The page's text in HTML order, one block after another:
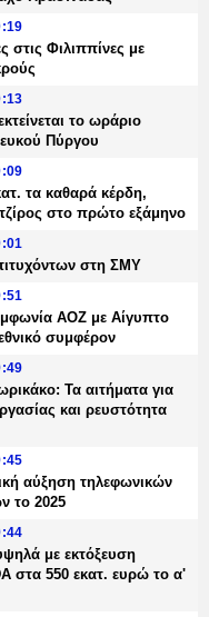
στις Φιλιππίνες με
το ωράριο
Πύργου
τα καθαρά κέρδη,
στο πρώτο εξάμηνο
στη ΣΜΥ
ΑΟΖ με Αίγυπτο
συμφέρον
Τα αιτήματα για
και ρευστότητα
αύξηση τηλεφωνικών
το 2025
με εκτόξευση
στα 550 εκατ. ευρώ το α'